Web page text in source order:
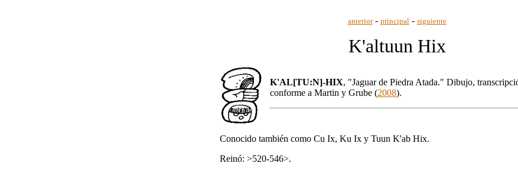
anterior- principal - siguiente
K'altuun Hix
K'AL[TU:N]-HIX, "Jaguar de Piedra Atada." Dibujo,
conforme a Martin y Grube (2008).
Conocido también como Cu Ix, Ku Ix y Tuun K'ab Hix.
Reinó: >520-546>.